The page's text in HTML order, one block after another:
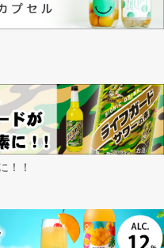
！！